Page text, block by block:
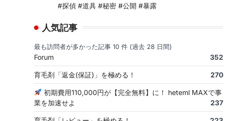
#探偵 #道具 #秘密 #公開 #暴露
人気記事
最も訪問者が多かった記事 10 件 (過去 28 日間)
Forum 352
育毛剤「返金(保証)」を極める！ 270
初期費用110,000円が【完全無料】に！ heteml MAXで事
業を加速せよ
237